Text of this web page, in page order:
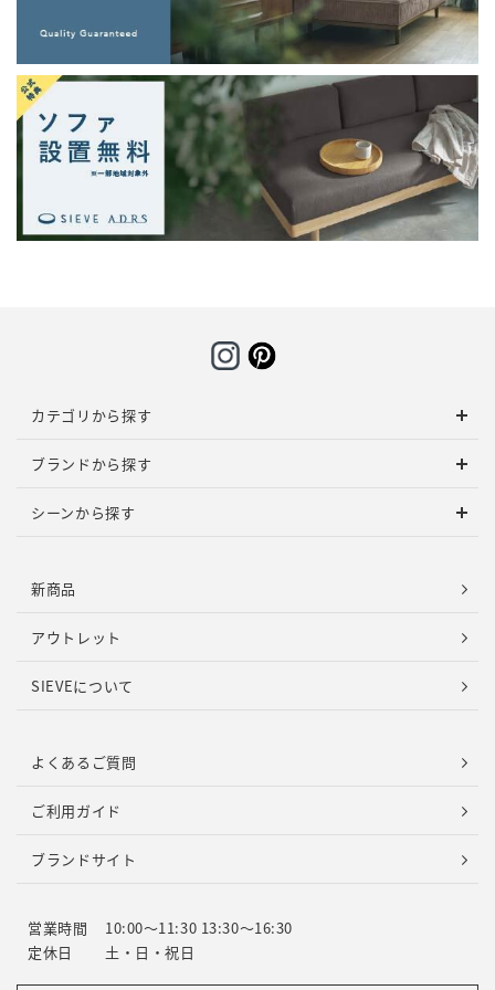
カテゴリから探す
ブランドから探す
シーンから探す
新商品
アウトレット
SIEVEについて
よくあるご質問
ご利用ガイド
ブランドサイト
営業時間
10:00～11:30 13:30～16:30
定休日
土・日・祝日